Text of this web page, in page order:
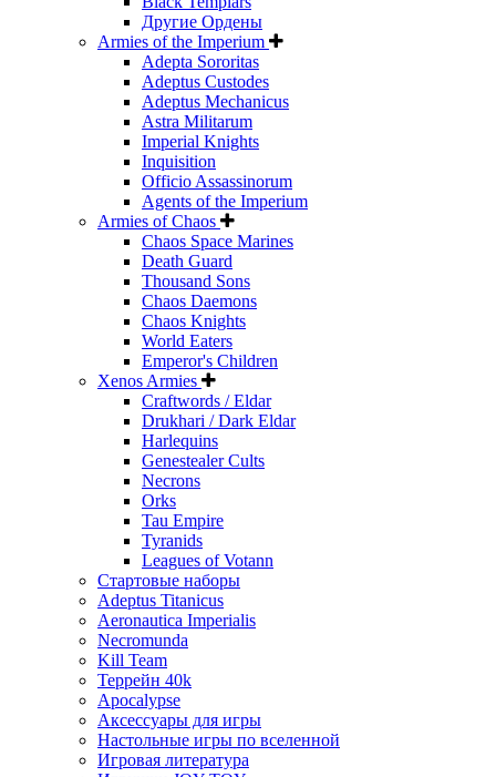
Другие Ордены
Armies of the Imperium
Adepta Sororitas
Adeptus Custodes
Adeptus Mechanicus
Astra Militarum
Imperial Knights
Inquisition
Officio Assassinorum
Agents of the Imperium
Armies of Chaos
Chaos Space Marines
Death Guard
Thousand Sons
Chaos Daemons
Chaos Knights
World Eaters
Emperor's Children
Xenos Armies
Craftwords / Eldar
Drukhari / Dark Eldar
Harlequins
Genestealer Cults
Necrons
Orks
Tau Empire
Tyranids
Leagues of Votann
Стартовые наборы
Adeptus Titanicus
Aeronautica Imperialis
Necromunda
Kill Team
Террейн 40k
Apocalypse
Аксессуары для игры
Настольные игры по вселенной
Игровая литература